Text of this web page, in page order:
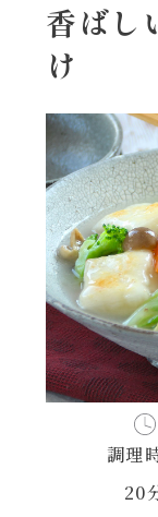
朝シャン（
朝シャン（
ヘルシー
時短（調理
お弁当
お祝い
おつまみ/
あえるハコ
あえるハコ
あえるハコ
あえるハコ
あえるハコ
シャンタン
シャンタン
香ばし
け
調理
20